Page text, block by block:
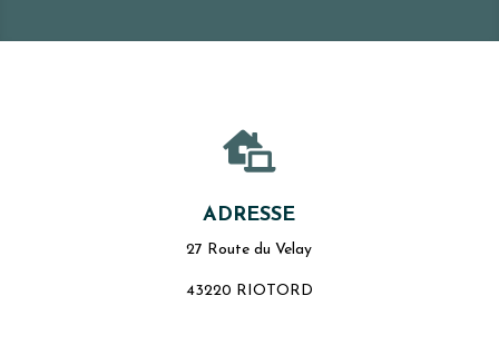

ADRESSE
27 Route du Velay
43220 RIOTORD